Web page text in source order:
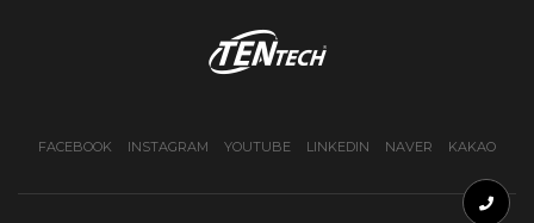
FACEBOOK INSTAGRAM YOUTUBE LINKEDIN NAVER KAKAO